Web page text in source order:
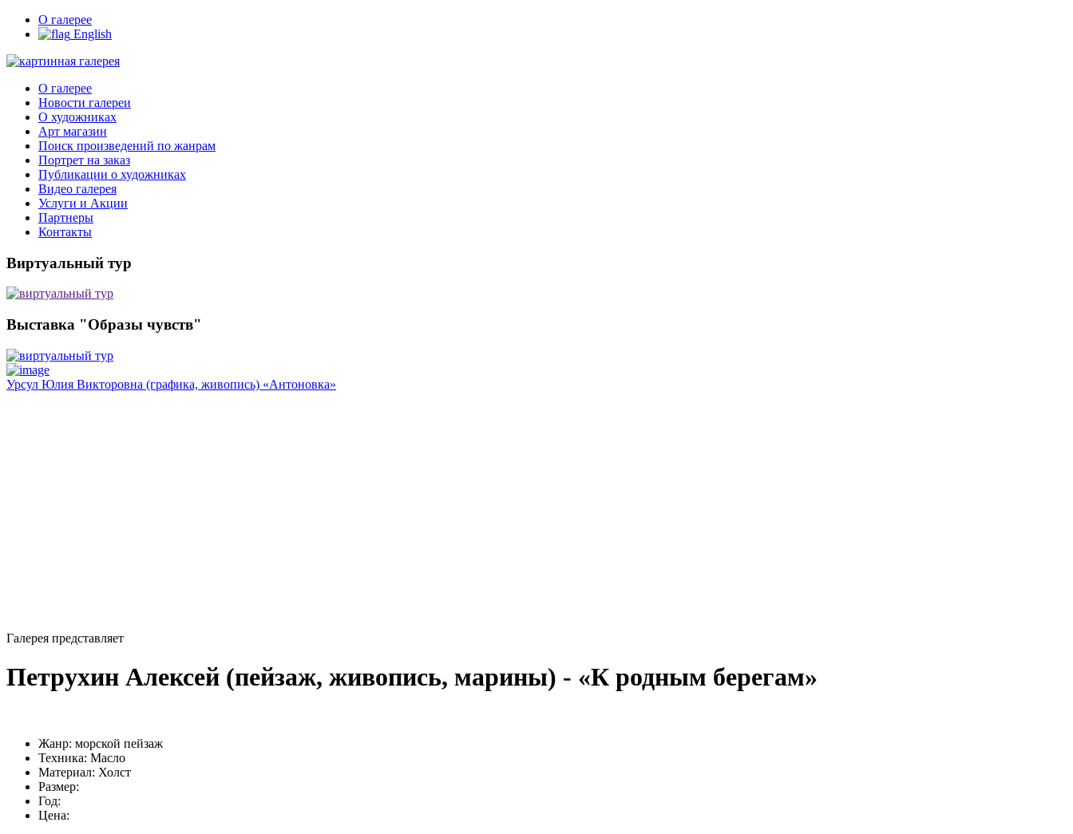
О галерее
English
О галерее
Новости галереи
О художниках
Арт магазин
Поиск произведений по жанрам
Портрет на заказ
Публикации о художниках
Видео галерея
Услуги и Акции
Партнеры
Контакты
Виртуальный тур
Выставка "Образы чувств"
Урсул Юлия Викторовна (графика, живопись) «Антоновка»
Галерея представляет
Петрухин Алексей (пейзаж, живопись, марины) - «К родным берегам»
Жанр: морской пейзаж
Техника: Масло
Материал: Холст
Размер:
Год:
Цена: